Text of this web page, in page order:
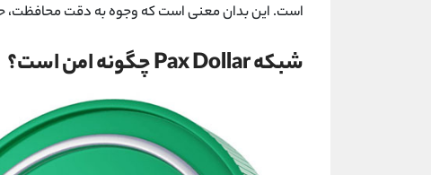
است. این بدان معنی است که وجوه به دقت محافظت،
شبکه Pax Dollar چگونه امن است؟